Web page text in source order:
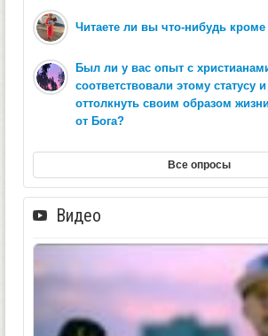
Читаете ли вы что-нибудь
Был ли у вас опыт с
соответствовали этому статусу
оттолкнуть своим образом
от Бога?
Все опросы
Видео